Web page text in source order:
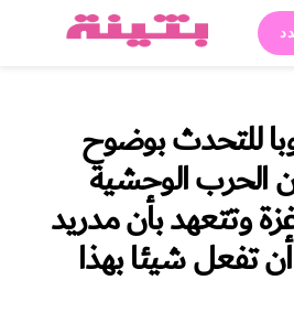
للتحدث بوضوح
الوحشية
وتتعهد بأن مدريد
تفعل شيئا بهذا